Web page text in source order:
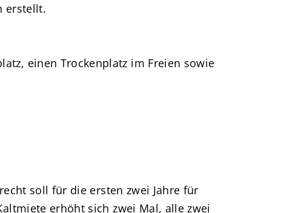
erstellt.
einen Trockenplatz im Freien sowie
soll für die ersten zwei Jahre für
erhöht sich zwei Mal, alle zwei